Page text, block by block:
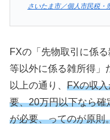
さいたま市／個人市民税・
FXの「先物取引に係
等以外に係る雑所得」
以上の通り、 FXの収
要、20万円以下なら
が必要、ってのが原則